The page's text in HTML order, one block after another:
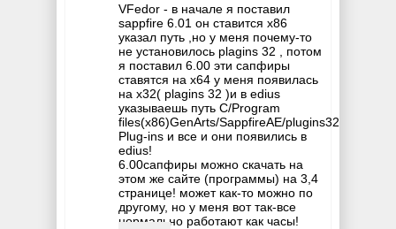
VFedor - в начале я поставил
sappfire 6.01 он ставится х86
указал путь ,но у меня почему-то
не установилось plagins 32 , потом
я поставил 6.00 эти сапфиры
ставятся на х64 у меня появилась
на х32( plagins 32 )и в edius
указываешь путь C/Program
files(х86)GenArts/SappfireAE/plugins32/Sapphire
Plug-ins и все и они появились в
edius!
6.00сапфиры можно скачать на
этом же сайте (программы) на 3,4
странице! может как-то можно по
другому, но у меня вот так-все
нормально работают как часы!